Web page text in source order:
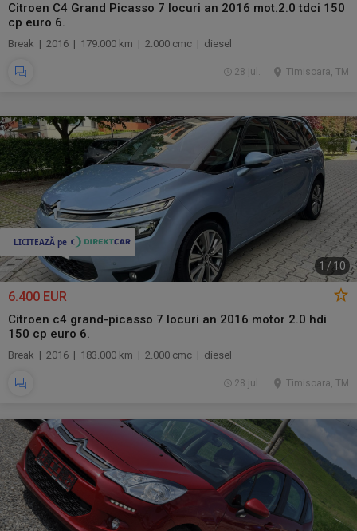
Citroen C4 Grand Picasso 7 locuri an 2016 mot.2.0 tdci 150
cp euro 6.
Break | 2016 | 179.000 km | 2.000 cmc | diesel
Timisoara, TM
28 jul.
1 / 10
6.400 EUR
Citroen c4 grand-picasso 7 locuri an 2016 motor 2.0 hdi
150 cp euro 6.
Break | 2016 | 183.000 km | 2.000 cmc | diesel
Timisoara, TM
28 jul.